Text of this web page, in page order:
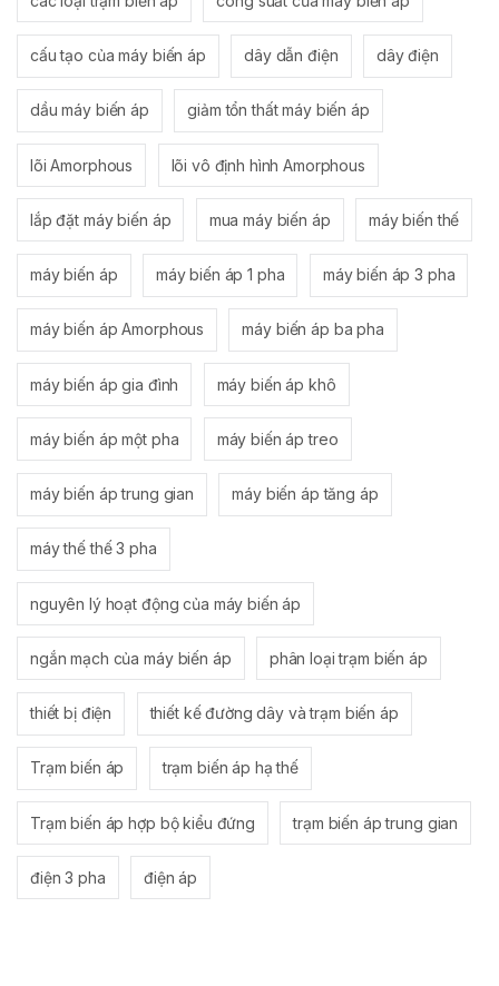
cấu tạo của máy biến áp dây dẫn điện dây điện
dầu máy biến áp giảm tổn thất máy biến áp
lõi Amorphous lõi vô định hình Amorphous
lắp đặt máy biến áp mua máy biến áp máy biến thế
máy biến áp máy biến áp 1 pha máy biến áp 3 pha
máy biến áp Amorphous máy biến áp ba pha
máy biến áp gia đình máy biến áp khô
máy biến áp một pha máy biến áp treo
máy biến áp trung gian máy biến áp tăng áp
máy thế thế 3 pha
nguyên lý hoạt động của máy biến áp
ngắn mạch của máy biến áp phân loại trạm biến áp
thiết bị điện thiết kế đường dây và trạm biến áp
Trạm biến áp trạm biến áp hạ thế
Trạm biến áp hợp bộ kiểu đứng trạm biến áp trung gian
điện 3 pha điện áp